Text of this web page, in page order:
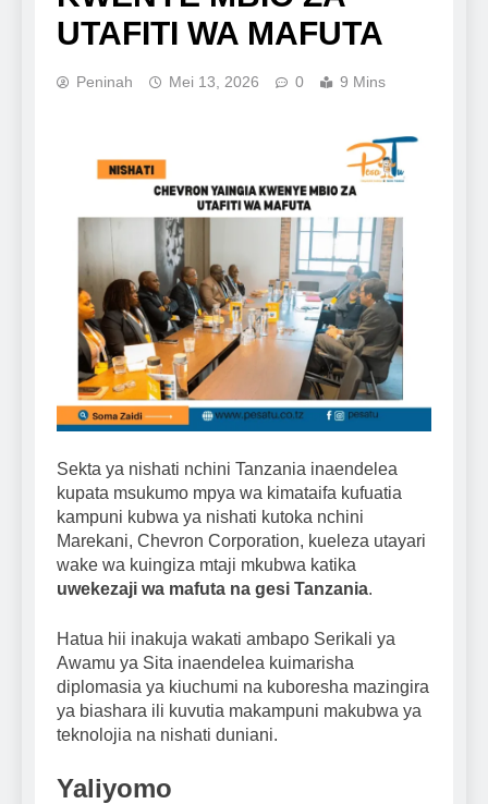
UTAFITI WA MAFUTA
Peninah Mei 13, 2026 0 9 Mins
Sekta ya nishati nchini Tanzania inaendelea
kupata msukumo mpya wa kimataifa kufuatia
kampuni kubwa ya nishati kutoka nchini
Marekani, Chevron Corporation, kueleza utayari
wake wa kuingiza mtaji mkubwa katika
uwekezaji wa mafuta na gesi Tanzania.
Hatua hii inakuja wakati ambapo Serikali ya
Awamu ya Sita inaendelea kuimarisha
diplomasia ya kiuchumi na kuboresha mazingira
ya biashara ili kuvutia makampuni makubwa ya
teknolojia na nishati duniani.
Yaliyomo